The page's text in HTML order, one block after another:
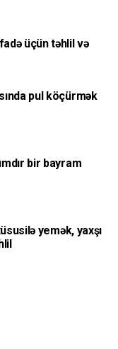
üçün təhlil və
pul köçürmək
bir bayram
yemək, yaxşı